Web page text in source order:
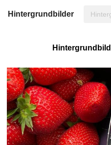
Hintergrundbilder